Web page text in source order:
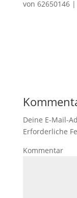
von 62650146|
Deine E-Mail-
Erforderliche
Kommentar